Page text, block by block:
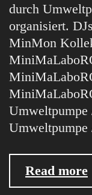
durch
organisiert.
MinMon
Read more